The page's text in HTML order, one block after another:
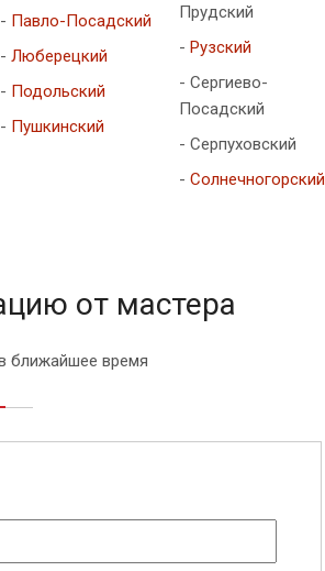
- Павло-Посадский
- Люберецкий
- Подольский
- Пушкинский
Прудский
-Рузский
- Сергиево-
Посадский
- Серпуховский
-Солнечногорский
от мастера
ближайшее время